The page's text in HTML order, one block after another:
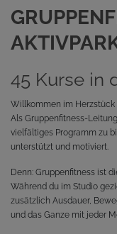
45 Kurse in
Willkommen im Herzstück
Als Gruppenfitness-
vielfältiges Programm zu
unterstützt und motiviert.
Denn: Gruppenfitness ist
Während du im Studio
zusätzlich Ausdauer,
und das Ganze mit jeder